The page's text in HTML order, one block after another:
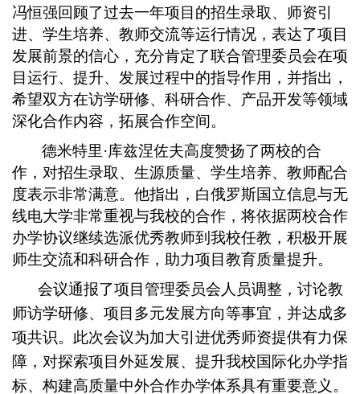
冯恒强回顾了过去一年项目的招生录取、师资引
进、学生培养、教师交流等运行情况，表达了项目
发展前景的信心，充分肯定了联合管理委员会在项
目运行、提升、发展过程中的指导作用，并指出，
希望双方在访学研修、科研合作、产品开发等领域
深化合作内容，拓展合作空间。
德米特里·库兹涅佐夫高度赞扬了两校的合
作，对招生录取、生源质量、学生培养、教师配合
度表示非常满意。他指出，白俄罗斯国立信息与无
线电大学非常重视与我校的合作，将依据两校合作
办学协议继续选派优秀教师到我校任教，积极开展
师生交流和科研合作，助力项目教育质量提升。
会议通报了项目管理委员会人员调整，讨论教
师访学研修、项目多元发展方向等事宜，并达成多
项共识。此次会议为加大引进优秀师资提供有力保
障，对探索项目外延发展、提升我校国际化办学指
标、构建高质量中外合作办学体系具有重要意义。